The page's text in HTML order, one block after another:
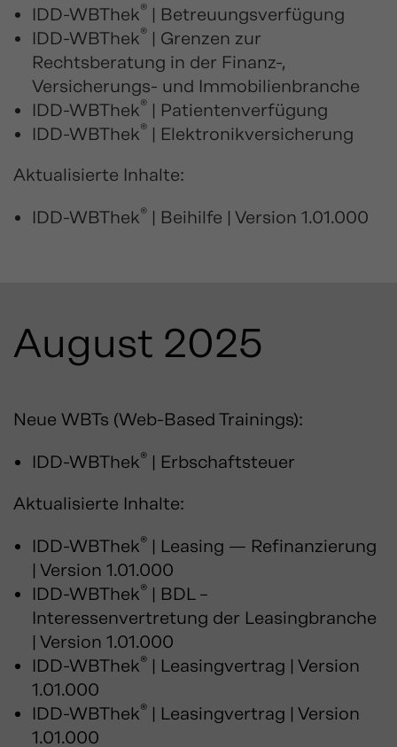
IDD-WBThek® | Betreuungsverfügung
IDD-WBThek® | Grenzen zur
Rechtsberatung in der Finanz-,
Versicherungs- und Immobilienbranche
IDD-WBThek® | Patientenverfügung
IDD-WBThek® | Elektronikversicherung
Aktualisierte Inhalte:
IDD-WBThek® | Beihilfe | Version 1.01.000
August 2025
Neue WBTs (Web-Based Trainings):
IDD-WBThek® | Erbschaftsteuer
Aktualisierte Inhalte:
IDD-WBThek® | Leasing — Refinanzierung
| Version 1.01.000
IDD-WBThek® | BDL –
Interessenvertretung der Leasingbranche
| Version 1.01.000
IDD-WBThek® | Leasingvertrag | Version
1.01.000
IDD-WBThek® | Leasingvertrag | Version
1.01.000